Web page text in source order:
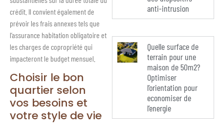
crédit. Il convient également de
prévoir les frais annexes tels que
l’assurance habitation obligatoire et
les charges de copropriété qui
impacteront le budget mensuel.
Choisir le bon
quartier selon
vos besoins et
votre style de vie
anti-intrusion
Quelle surface de
terrain pour une
maison de 50m2?
Optimiser
l’orientation pour
economiser de
l’energie